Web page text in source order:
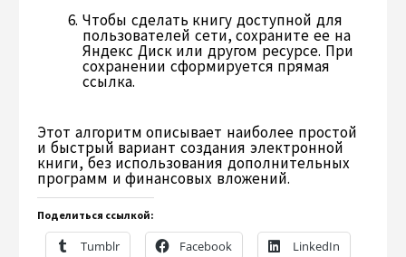
Чтобы сделать книгу доступной для
пользователей сети, сохраните ее на
Яндекс Диск или другом ресурсе. При
сохранении сформируется прямая
ссылка.
Этот алгоритм описывает наиболее простой
и быстрый вариант создания электронной
книги, без использования дополнительных
программ и финансовых вложений.
Поделиться ссылкой:
Tumblr Facebook LinkedIn